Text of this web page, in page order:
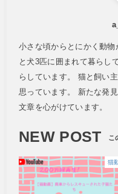
小さな頃からとにかく動
と犬3匹に囲まれて暮らし
らしています。 猫と飼い
思っています。 新たな発
文章を心がけています。
NEW POST
猫